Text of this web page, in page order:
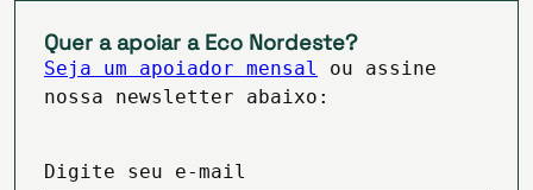
Quer a apoiar a Eco Nordeste?
Seja um apoiador mensal
ou assine
nossa newsletter abaixo:
Digite seu e-mail